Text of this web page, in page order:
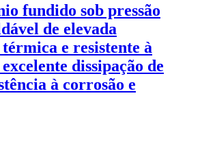
fundido sob pressão
de elevada
e resistente à
dissipação de
à corrosão e